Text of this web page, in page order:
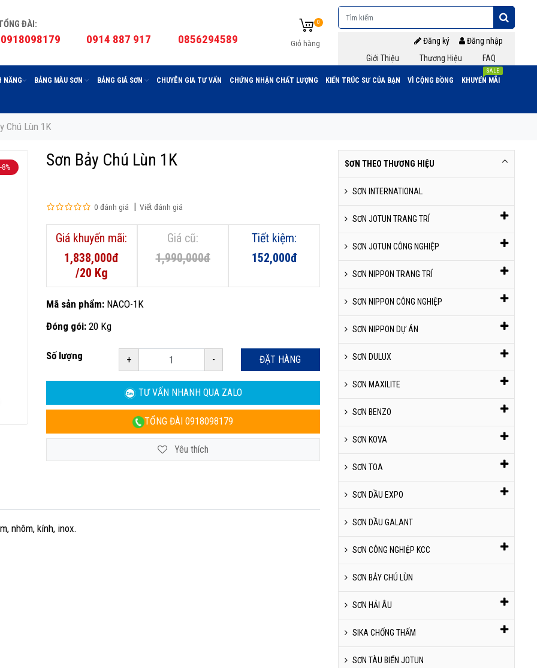
ĐÀI:
0918098179 0914 887 917 0856294589
0
Giỏ hàng Đăng ký
Đăng nhập
Giới Thiệu
Thương Hiệu FAQ
NĂNG BẢNG MÀU SƠN BẢNG GIÁ SƠN CHUYÊN GIA TƯ VẤN CHỨNG NHẬN CHẤT LƯỢNG KIẾN TRÚC SƯ CỦA BẠN VÌ CỘNG ĐỒNG KHUYẾN MÃI
SALE
Chú Lùn 1K
-8% Sơn Bảy Chú Lùn 1K
0 đánh giá Viết đánh giá
Giá khuyến mãi:
1,838,000đ
/20 Kg
Giá cũ:
1,990,000đ
Tiết kiệm:
152,000đ
Mã sản phẩm:NACO-1K
Đóng gói:20 Kg
Số lượng + - ĐẶT HÀNG
TƯ VẤN NHANH QUA ZALO
TỔNG ĐÀI0918098179
Yêu thích
nhôm, kính, inox.
SƠN THEO THƯƠNG HIỆU
SƠN INTERNATIONAL
SƠN JOTUN TRANG TRÍ
SƠN JOTUN CÔNG NGHIỆP
SƠN NIPPON TRANG TRÍ
SƠN NIPPON CÔNG NGHIỆP
SƠN NIPPON DỰ ÁN
SƠN DULUX
SƠN MAXILITE
SƠN BENZO
SƠN KOVA
SƠN TOA
SƠN DẦU EXPO
SƠN DẦU GALANT
SƠN CÔNG NGHIỆP KCC
SƠN BẢY CHÚ LÙN
SƠN HẢI ÂU
SIKA CHỐNG THẤM
SƠN TÀU BIỂN JOTUN